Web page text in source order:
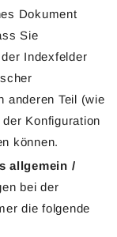
Dokument
Sie
Indexfelder
anderen Teil (wie
Konfiguration
können.
allgemein /
bei der
die folgende